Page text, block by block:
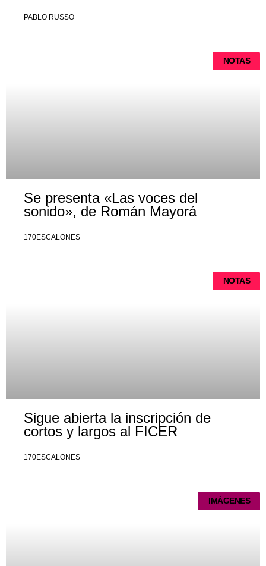
PABLO RUSSO
NOTAS
Se presenta «Las voces del
sonido», de Román Mayorá
170ESCALONES
NOTAS
Sigue abierta la inscripción de
cortos y largos al FICER
170ESCALONES
IMÁGENES